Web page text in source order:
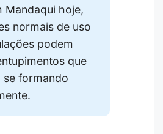
Mandaqui hoje,
normais de uso
podem
que
se formando